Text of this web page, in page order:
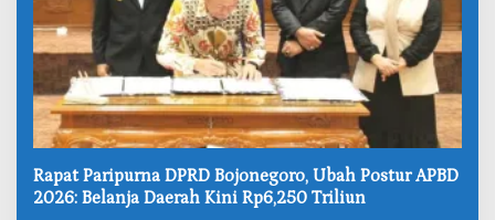
‎Rapat Paripurna DPRD Bojonegoro, Ubah Postur APBD
2026: Belanja Daerah Kini Rp6,250 Triliun